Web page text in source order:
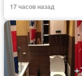
17 часов назад